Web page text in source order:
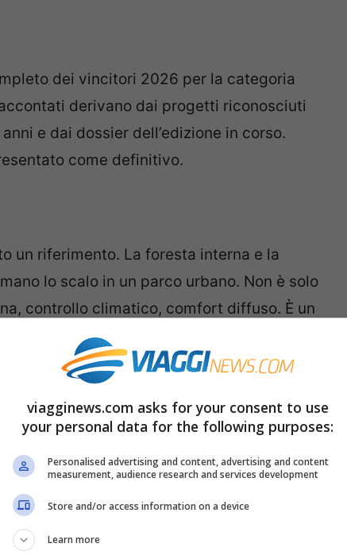
dei vincitori 2026 per la categoria
derivano dai progetti riconosciuti
e dai dossier dell’edizione in corso.
come definitivo.
un riferimento. La foresta interna e la
lo scalo in un parco urbano. Non è solo
controllo climatico, comfort diffuso. È un
dare identità a un
della città con un grande lucernario
luce naturale
2 di Gardermoen usa strutture in legno
con neve accumulata: gesto semplice,
Èsostenibilitàche si tocca.
viagginews.com asks for your consent to use
your personal data for the following purposes:
Personalised advertising and content, advertising and content
measurement, audience research and services development
Store and/or access information on a device
Learn more